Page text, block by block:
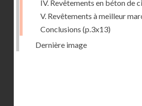
IV. Revêtements en béton de
V. Revêtements à meilleur
Conclusions (p.3x13)
Dernière image